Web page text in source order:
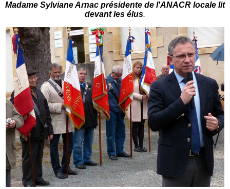
Madame Sylviane Arnac présidente de l'ANACR locale lit
devant les élus.